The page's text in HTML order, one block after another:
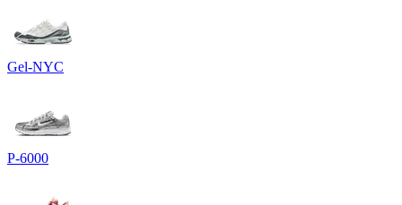
Gel-NYC
P-6000